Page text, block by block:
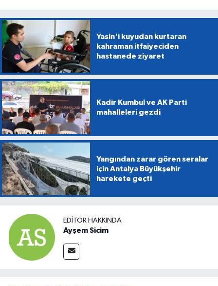
Yasin'i kuyudan kurtaran
kahraman itfaiyeciden
hastanede ziyaret
Kadir Kumbul ve AK Parti
mahalleleri gezdi
Yangından zarar gören seralar
için Antalya Büyükşehir
harekete geçti
EDITÖR HAKKINDA
Ayşem Sicim